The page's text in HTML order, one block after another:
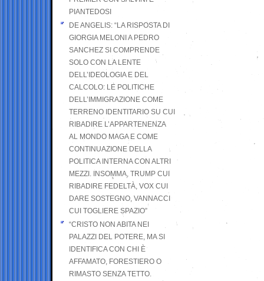
PIANTEDOSI
DE ANGELIS: “LA RISPOSTA DI
GIORGIA MELONI A PEDRO
SANCHEZ SI COMPRENDE
SOLO CON LA LENTE
DELL’IDEOLOGIA E DEL
CALCOLO: LE POLITICHE
DELL’IMMIGRAZIONE COME
TERRENO IDENTITARIO SU CUI
RIBADIRE L’APPARTENENZA
AL MONDO MAGA E COME
CONTINUAZIONE DELLA
POLITICA INTERNA CON ALTRI
MEZZI. INSOMMA, TRUMP CUI
RIBADIRE FEDELTÀ, VOX CUI
DARE SOSTEGNO, VANNACCI
CUI TOGLIERE SPAZIO”
“CRISTO NON ABITA NEI
PALAZZI DEL POTERE, MA SI
IDENTIFICA CON CHI È
AFFAMATO, FORESTIERO O
RIMASTO SENZA TETTO.